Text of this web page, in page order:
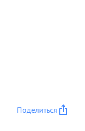
Поделиться